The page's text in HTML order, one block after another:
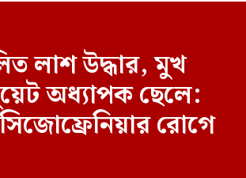
লাশ উদ্ধার, মুখ
অধ্যাপক ছেলে:
রোগে